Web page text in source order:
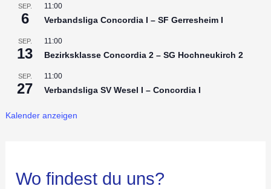
SEP.
6
11:00
Verbandsliga Concordia I – SF Gerresheim I
SEP.
13
11:00
Bezirksklasse Concordia 2 – SG Hochneukirch 2
SEP.
27
11:00
Verbandsliga SV Wesel I – Concordia I
Kalender anzeigen
Wo findest du uns?